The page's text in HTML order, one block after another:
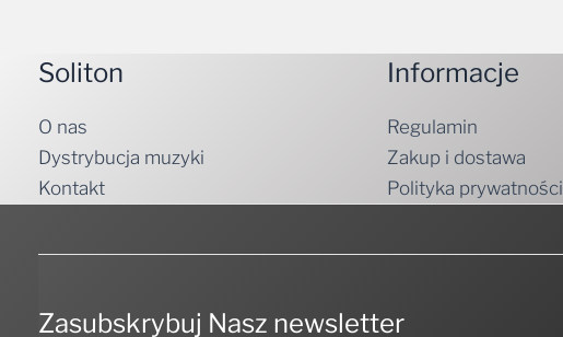
Soliton
O nas
Dystrybucja muzyki
Kontakt
Informacje
Regulamin
Zakup i dostawa
Polityka prywatności
Zasubskrybuj Nasz newsletter